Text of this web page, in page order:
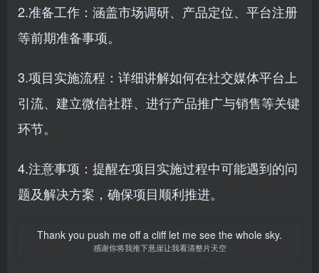
2.准备工作：涵盖市场调研、产品定位、平台注册
等前期准备事项。
3.项目实施流程：详细讲解如何在社交媒体平台上
引流、建立微信社群、进行产品推广与销售等关键
环节。
4.注意事项：提醒在项目实施过程中可能遇到的问
题及解决方案，确保项目顺利推进。
Thank you push me off a cliff let me see the whole sky.
感谢你将我推下悬崖让我看清整片天空